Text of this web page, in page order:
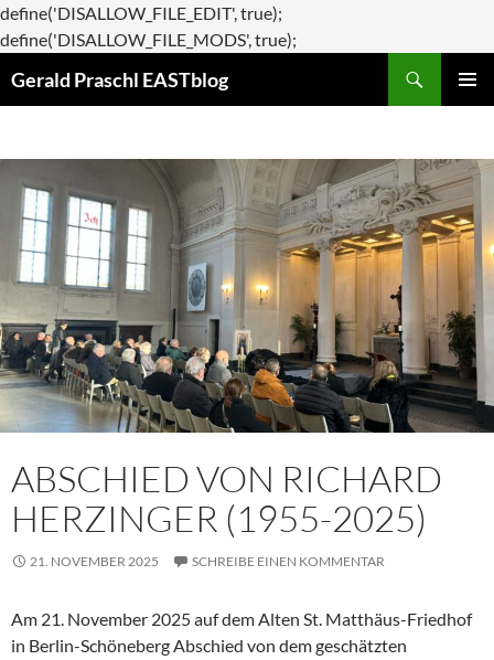
define('DISALLOW_FILE_EDIT', true);
define('DISALLOW_FILE_MODS', true);
Gerald Praschl EASTblog
ABSCHIED VON RICHARD
HERZINGER (1955-2025)
21. NOVEMBER 2025 SCHREIBE EINEN KOMMENTAR
Am 21. November 2025 auf dem Alten St. Matthäus-Friedhof
in Berlin-Schöneberg Abschied von dem geschätzten